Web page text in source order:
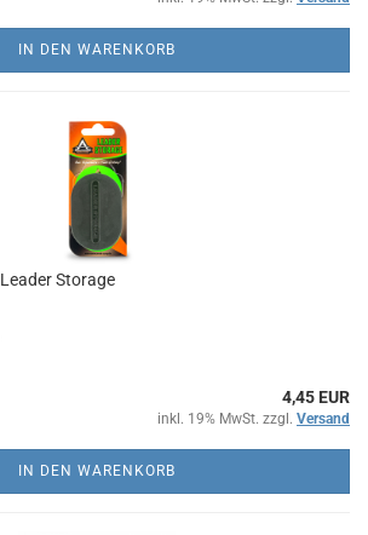
IN DEN WARENKORB
Storage
4,45 EUR
inkl. 19% MwSt. zzgl. Versand
IN DEN WARENKORB